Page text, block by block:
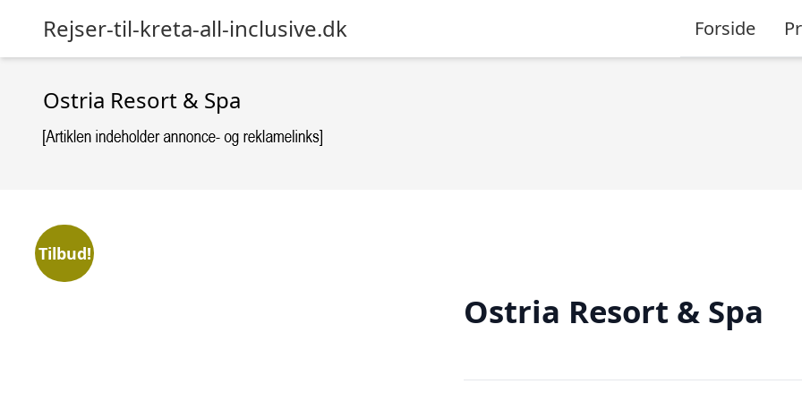
Rejser-til-kreta-all-inclusive.dk Forside
Ostria Resort & Spa
Tilbud!
Ostria Resort & Spa